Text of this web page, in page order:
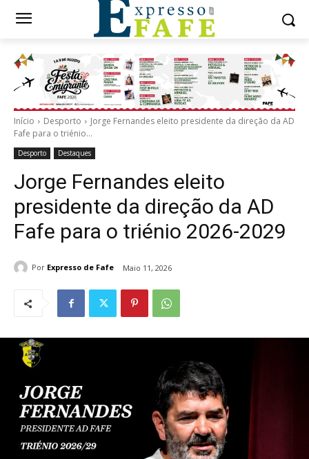
Início Desporto
Jorge Fernandes eleito presidente da direção da AD
Fafe para o triénio...
Desporto Destaques
Jorge Fernandes eleito
presidente da direção da AD
Fafe para o triénio 2026-2029
Por Expresso de Fafe Maio 11, 2026